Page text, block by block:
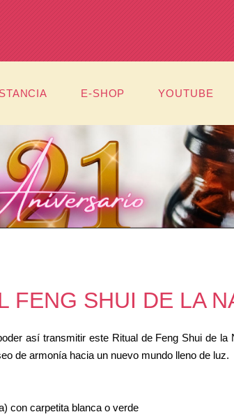
E-SHOP YOUTUBE
FENG SHUI DE LA
así transmitir este Ritual de Feng Shui de
de armonía hacia un nuevo mundo lleno de luz.
con carpetita blanca o verde